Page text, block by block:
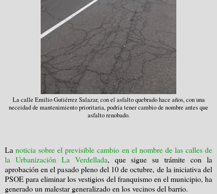
La calle Emilio Gutiérrez Salazar, con el asfalto quebrado hace años, con una
neceidad de mantenimiento prioritaria, podría tener cambio de nombre antes que
asfalto renobado.
Lanoticia sobre el previsible cambio en el nombre de las calles de
la Urbanización La Verdellada, que sigue su trámite con la
aprobación en el pasado pleno del 10 de octubre, de la iniciativa del
PSOE para eliminar los vestigios del franquismo en el municipio, ha
generado un malestar generalizado en los vecinos del barrio.